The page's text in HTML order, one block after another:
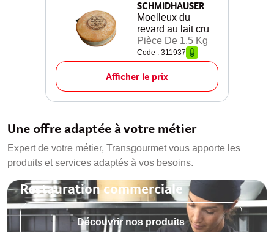
SCHMIDHAUSER
Moelleux du
revard au lait cru
Pièce De 1.5 Kg
Code : 311937
Afficher le prix
Une offre adaptée à votre métier
Expert de votre métier, Transgourmet vous apporte les
produits et services adaptés à vos besoins.
Restauration commerciale
Découvrir nos produits